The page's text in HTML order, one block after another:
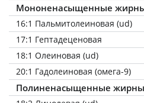
Мононенасыщенные
16:1 Пальмитолеиновая (ud)
17:1 Гептадеценовая
18:1 Олеиновая (ud)
20:1 Гадолеиновая (омега-9)
Полиненасыщенные